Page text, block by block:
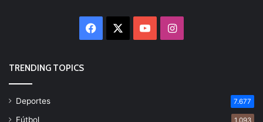
Facebook YouTubeInstagram
TRENDING TOPICS
Deportes 7.677
Fútbol 1.093